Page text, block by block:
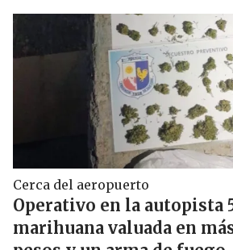
Cerca del aeropuerto
Operativo en la autopista
marihuana valuada en